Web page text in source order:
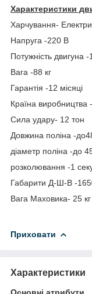
Характеристики
Харчування-
Напруга -220 В
Потужність двигуна
Вага -88 кг
Гарантія -12 місяці
Країна виробництва
Сила удару- 12 тон
Довжина поліна -
діаметр поліна -до
розколювання -1
Габарити Д-Ш-В -
Вага Маховика- 25 кг
Приховати
Характеристики
Основні атрибути